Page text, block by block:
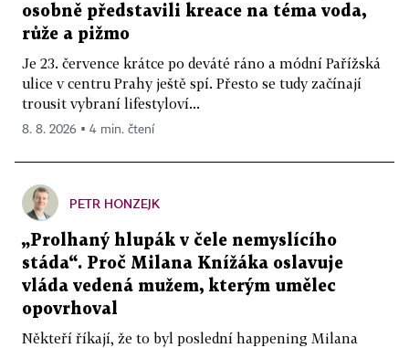
osobně představili kreace na téma voda,
růže a pižmo
Je 23. července krátce po deváté ráno a módní Pařížská
ulice v centru Prahy ještě spí. Přesto se tudy začínají
trousit vybraní lifestyloví...
8. 8. 2026 ▪ 4 min. čtení
PETR HONZEJK
„Prolhaný hlupák v čele nemyslícího
stáda“. Proč Milana Knížáka oslavuje
vláda vedená mužem, kterým umělec
opovrhoval
Někteří říkají, že to byl poslední happening Milana